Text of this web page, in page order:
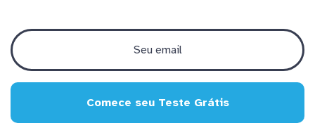
Comece seu Teste Grátis